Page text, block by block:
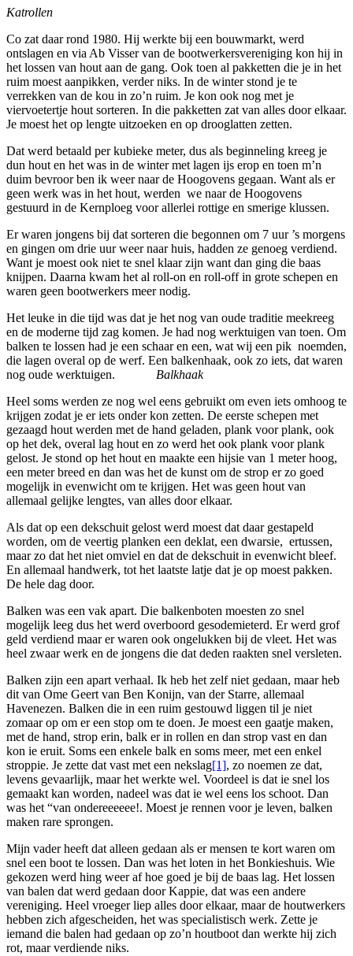
Katrollen
Co zat daar rond 1980. Hij werkte bij een bouwmarkt, werd
ontslagen en via Ab Visser van de bootwerkersvereniging kon hij in
het lossen van hout aan de gang. Ook toen al pakketten die je in het
ruim moest aanpikken, verder niks. In de winter stond je te
verrekken van de kou in zo’n ruim. Je kon ook nog met je
viervoetertje hout sorteren. In die pakketten zat van alles door elkaar.
Je moest het op lengte uitzoeken en op drooglatten zetten.
Dat werd betaald per kubieke meter, dus als beginneling kreeg je
dun hout en het was in de winter met lagen ijs erop en toen m’n
duim bevroor ben ik weer naar de Hoogovens gegaan. Want als er
geen werk was in het hout, werden we naar de Hoogovens
gestuurd in de Kernploeg voor allerlei rottige en smerige klussen.
Er waren jongens bij dat sorteren die begonnen om 7 uur ’s morgens
en gingen om drie uur weer naar huis, hadden ze genoeg verdiend.
Want je moest ook niet te snel klaar zijn want dan ging die baas
knijpen. Daarna kwam het al roll-on en roll-off in grote schepen en
waren geen bootwerkers meer nodig.
Het leuke in die tijd was dat je het nog van oude traditie meekreeg
en de moderne tijd zag komen. Je had nog werktuigen van toen. Om
balken te lossen had je een schaar en een, wat wij een pik noemden,
die lagen overal op de werf. Een balkenhaak, ook zo iets, dat waren
nog oude werktuigen.
Balkhaak
Heel soms werden ze nog wel eens gebruikt om even iets omhoog te
krijgen zodat je er iets onder kon zetten. De eerste schepen met
gezaagd hout werden met de hand geladen, plank voor plank, ook
op het dek, overal lag hout en zo werd het ook plank voor plank
gelost. Je stond op het hout en maakte een hijsie van 1 meter hoog,
een meter breed en dan was het de kunst om de strop er zo goed
mogelijk in evenwicht om te krijgen. Het was geen hout van
allemaal gelijke lengtes, van alles door elkaar.
Als dat op een dekschuit gelost werd moest dat daar gestapeld
worden, om de veertig planken een deklat, een dwarsie, ertussen,
maar zo dat het niet omviel en dat de dekschuit in evenwicht bleef.
En allemaal handwerk, tot het laatste latje dat je op moest pakken.
De hele dag door.
Balken was een vak apart. Die balkenboten moesten zo snel
mogelijk leeg dus het werd overboord gesodemieterd. Er werd grof
geld verdiend maar er waren ook ongelukken bij de vleet. Het was
heel zwaar werk en de jongens die dat deden raakten snel versleten.
Balken zijn een apart verhaal. Ik heb het zelf niet gedaan, maar heb
dit van Ome Geert van Ben Konijn, van der Starre, allemaal
Havenezen. Balken die in een ruim gestouwd liggen til je niet
zomaar op om er een stop om te doen. Je moest een gaatje maken,
met de hand, strop erin, balk er in rollen en dan strop vast en dan
kon ie eruit. Soms een enkele balk en soms meer, met een enkel
stroppie. Je zette dat vast met een nekslag[1], zo noemen ze dat,
levens gevaarlijk, maar het werkte wel. Voordeel is dat ie snel los
gemaakt kan worden, nadeel was dat ie wel eens los schoot. Dan
was het “van ondereeeeee!. Moest je rennen voor je leven, balken
maken rare sprongen.
Mijn vader heeft dat alleen gedaan als er mensen te kort waren om
snel een boot te lossen. Dan was het loten in het Bonkieshuis. Wie
gekozen werd hing weer af hoe goed je bij de baas lag. Het lossen
van balen dat werd gedaan door Kappie, dat was een andere
vereniging. Heel vroeger liep alles door elkaar, maar de houtwerkers
hebben zich afgescheiden, het was specialistisch werk. Zette je
iemand die balen had gedaan op zo’n houtboot dan werkte hij zich
rot, maar verdiende niks.